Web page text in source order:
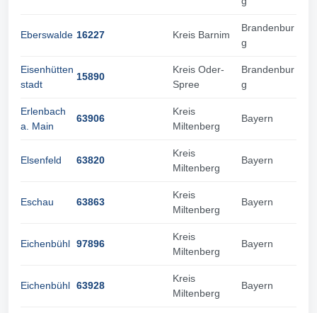
Eberswalde 16227 Kreis Barnim
Brandenbur
g
Eisenhütten
stadt
15890
Kreis Oder-
Spree
Brandenbur
g
Erlenbach
a. Main
63906
Kreis
Miltenberg
Bayern
Elsenfeld 63820
Kreis
Miltenberg
Bayern
Eschau 63863
Kreis
Miltenberg
Bayern
Eichenbühl 97896
Kreis
Miltenberg
Bayern
Eichenbühl 63928
Kreis
Miltenberg
Bayern